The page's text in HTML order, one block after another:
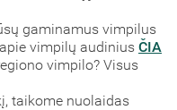
gaminamus vimpilus
vimpilų audinius ČIA
vimpilo? Visus
taikome nuolaidas